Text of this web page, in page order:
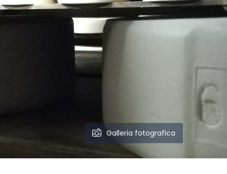
Galleria fotografica